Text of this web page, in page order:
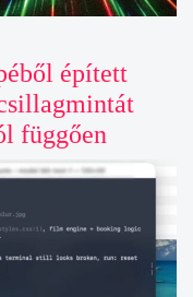
épített
függően